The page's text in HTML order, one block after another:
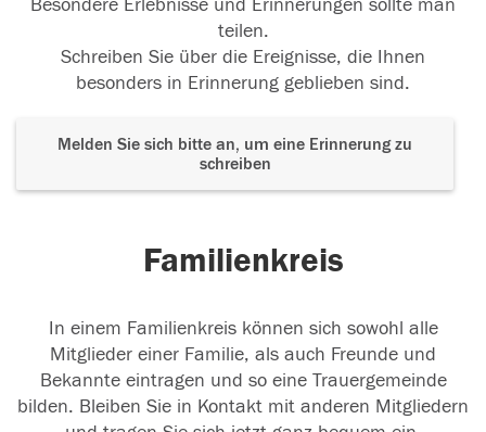
Besondere Erlebnisse und Erinnerungen sollte man
teilen.
Schreiben Sie über die Ereignisse, die Ihnen
besonders in Erinnerung geblieben sind.
Melden Sie sich bitte an, um eine Erinnerung zu
schreiben
Familienkreis
In einem Familienkreis können sich sowohl alle
Mitglieder einer Familie, als auch Freunde und
Bekannte eintragen und so eine Trauergemeinde
bilden. Bleiben Sie in Kontakt mit anderen Mitgliedern